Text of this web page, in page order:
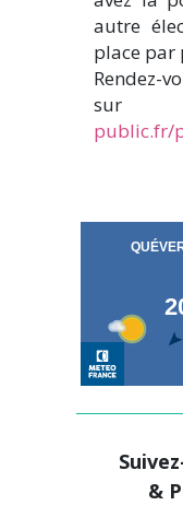
autre
place par
Rendez-
public.fr/
&